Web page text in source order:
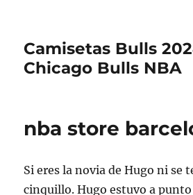
Camisetas Bulls
Chicago Bulls NBA
nba store
Si eres la novia de Hugo ni se
cinquillo. Hugo estuvo a